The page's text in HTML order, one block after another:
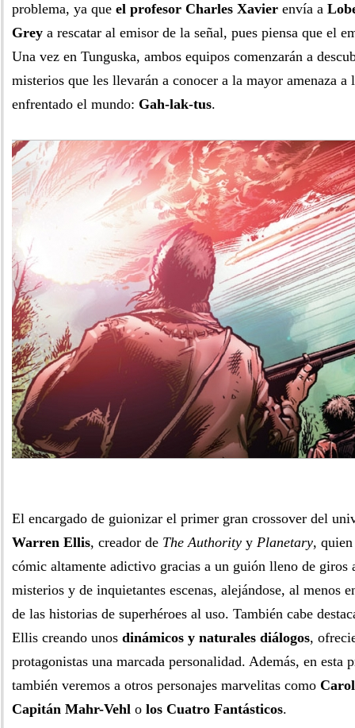
problema, ya que el profesor Charles Xavier envía a
Grey a rescatar al emisor de la señal, pues piensa que el
Una vez en Tunguska, ambos equipos comenzarán a
misterios que les llevarán a conocer a la mayor amenaza a
enfrentado el mundo: Gah-lak-tus.
El encargado de guionizar el primer gran crossover del
Warren Ellis, creador de The Authority y Planetary,
cómic altamente adictivo gracias a un guión lleno de giros
misterios y de inquietantes escenas, alejándose, al menos
de las historias de superhéroes al uso. También cabe
Ellis creando unos dinámicos y naturales diálogos,
protagonistas una marcada personalidad. Además, en esta
también veremos a otros personajes marvelitas como
Capitán Mahr-Vehl o los Cuatro Fantásticos.